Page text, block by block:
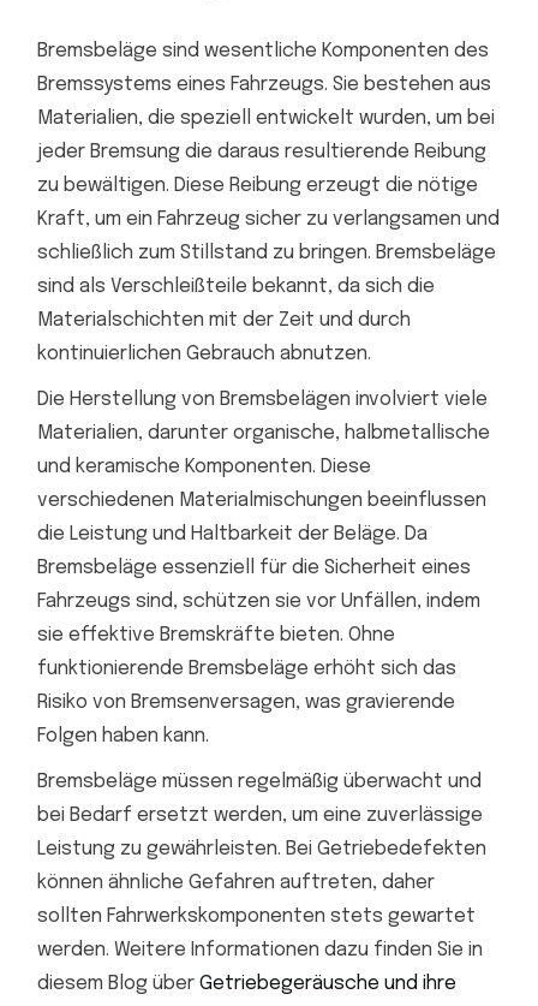
Bremsbeläge sind wesentliche Komponenten des
Bremssystems eines Fahrzeugs. Sie bestehen aus
Materialien, die speziell entwickelt wurden, um bei
jeder Bremsung die daraus resultierende Reibung
zu bewältigen. Diese Reibung erzeugt die nötige
Kraft, um ein Fahrzeug sicher zu verlangsamen und
schließlich zum Stillstand zu bringen. Bremsbeläge
sind als Verschleißteile bekannt, da sich die
Materialschichten mit der Zeit und durch
kontinuierlichen Gebrauch abnutzen.
Die Herstellung von Bremsbelägen involviert viele
Materialien, darunter organische, halbmetallische
und keramische Komponenten. Diese
verschiedenen Materialmischungen beeinflussen
die Leistung und Haltbarkeit der Beläge. Da
Bremsbeläge essenziell für die Sicherheit eines
Fahrzeugs sind, schützen sie vor Unfällen, indem
sie effektive Bremskräfte bieten. Ohne
funktionierende Bremsbeläge erhöht sich das
Risiko von Bremsenversagen, was gravierende
Folgen haben kann.
Bremsbeläge müssen regelmäßig überwacht und
bei Bedarf ersetzt werden, um eine zuverlässige
Leistung zu gewährleisten. Bei Getriebedefekten
können ähnliche Gefahren auftreten, daher
sollten Fahrwerkskomponenten stets gewartet
werden. Weitere Informationen dazu finden Sie in
diesem Blog überGetriebegeräusche und ihre